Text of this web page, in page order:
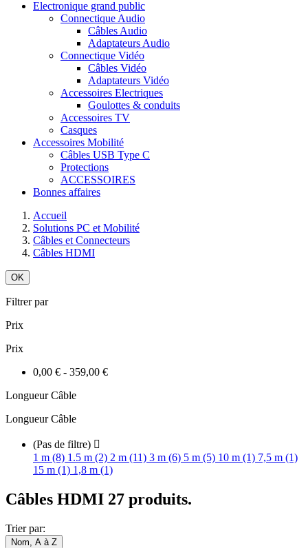
Electronique grand public
Connectique Audio
Câbles Audio
Adaptateurs Audio
Connectique Vidéo
Câbles Vidéo
Adaptateurs Vidéo
Accessoires Electriques
Goulottes & conduits
Accessoires TV
Casques
Accessoires Mobilité
Câbles USB Type C
Protections
ACCESSOIRES
Bonnes affaires
Accueil
Solutions PC et Mobilité
Câbles et Connecteurs
Câbles HDMI
OK
Filtrer par
Prix
Prix
0,00 € - 359,00 €
Longueur Câble
Longueur Câble
(Pas de filtre) 
1 m (8) 1.5 m (2) 2 m (11) 3 m (6) 5 m (5) 10 m (1) 7,5 m (1)
15 m (1) 1,8 m (1)
Câbles HDMI 27 produits.
Trier par:
Nom, A à Z